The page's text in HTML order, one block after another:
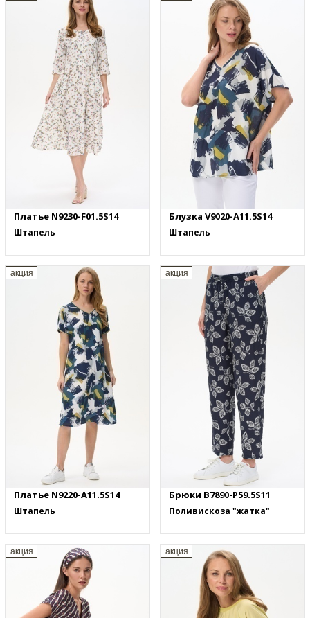
Платье N9230-F01.5S14
Штапель
Блузка V9020-A11.5S14
Штапель
акция
Платье N9220-A11.5S14
Штапель
акция
Брюки B7890-P59.5S11
Поливискоза "жатка"
акция акция